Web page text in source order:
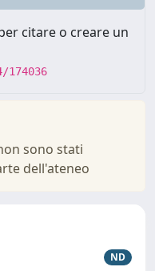
citare o creare un
sono stati
dell'ateneo
ND